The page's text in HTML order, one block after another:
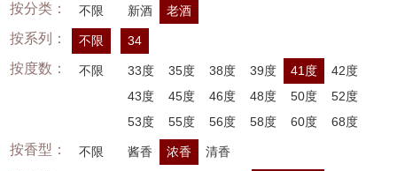
按分类： 不限 新酒 老酒
按系列： 不限 34
按度数： 不限 33度 35度 38度 39度 41度
42度
43度
45度 46度 48度 50度
52度
53度
55度 56度 58度 60度 68度
按香型： 不限 酱香 浓香 清香